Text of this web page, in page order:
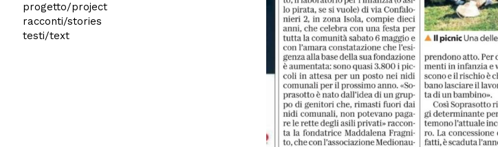
progetto/project
racconti/stories
testi/text